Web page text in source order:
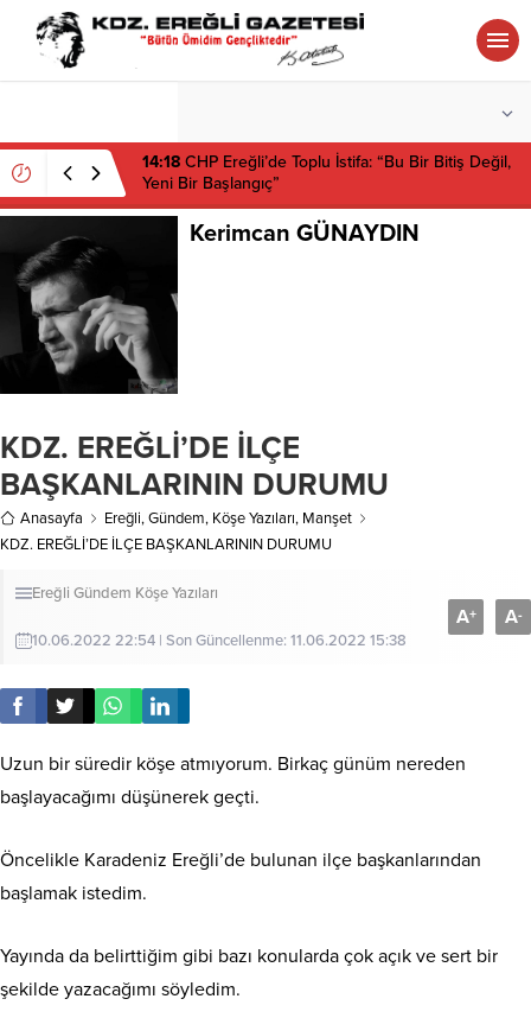
14:18 CHP Ereğli’de Toplu İstifa: “Bu Bir Bitiş Değil,
Yeni Bir Başlangıç”
Kerimcan GÜNAYDIN
KDZ. EREĞLİ’DE İLÇE
BAŞKANLARININ DURUMU
Anasayfa Ereğli,Gündem, Köşe Yazıları, Manşet
KDZ. EREĞLİ’DE İLÇE BAŞKANLARININ DURUMU
Ereğli Gündem Köşe Yazıları
10.06.2022 22:54 | Son Güncellenme: 11.06.2022 15:38
A+ A-
Uzun bir süredir köşe atmıyorum. Birkaç günüm nereden
başlayacağımı düşünerek geçti.
Öncelikle Karadeniz Ereğli’de bulunan ilçe başkanlarından
başlamak istedim.
Yayında da belirttiğim gibi bazı konularda çok açık ve sert bir
şekilde yazacağımı söyledim.